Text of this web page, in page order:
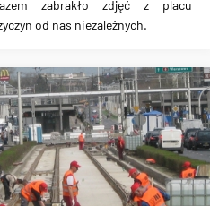
zabrakło zdjęć z placu
od nas niezależnych.